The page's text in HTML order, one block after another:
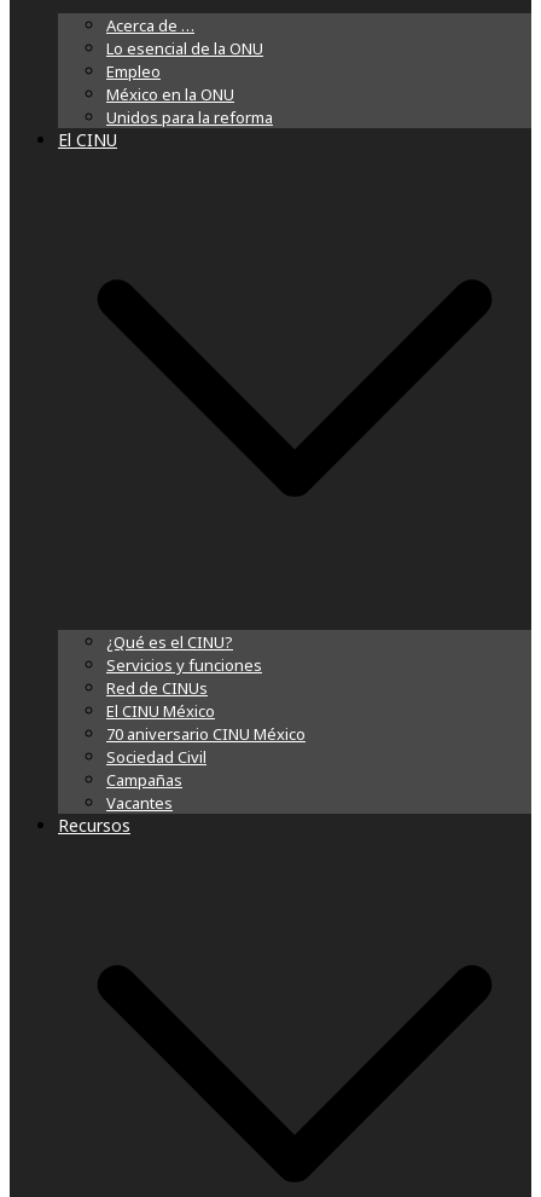
Acerca de …
Lo esencial de la ONU
Empleo
México en la ONU
Unidos para la reforma
El CINU
¿Qué es el CINU?
Servicios y funciones
Red de CINUs
El CINU México
70 aniversario CINU México
Sociedad Civil
Campañas
Vacantes
Recursos